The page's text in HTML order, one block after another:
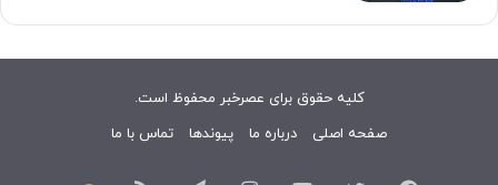
کلیه حقوق برای عصرخبر محفوظ است.
صفحه اصلی
درباره ما پیوندها تماس با ما